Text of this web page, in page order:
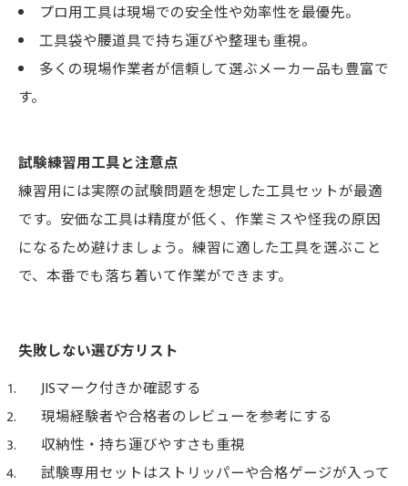
プロ用工具は現場での安全性や効率性を最優先。
工具袋や腰道具で持ち運びや整理も重視。
多くの現場作業者が信頼して選ぶメーカー品も豊富で
す。
試験練習用工具と注意点
練習用には実際の試験問題を想定した工具セットが最適
です。安価な工具は精度が低く、作業ミスや怪我の原因
になるため避けましょう。練習に適した工具を選ぶこと
で、本番でも落ち着いて作業ができます。
失敗しない選び方リスト
JISマーク付きか確認する
現場経験者や合格者のレビューを参考にする
収納性・持ち運びやすさも重視
試験専用セットはストリッパーや合格ゲージが入って